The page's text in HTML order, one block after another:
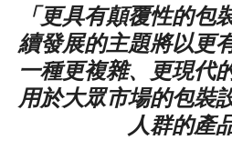
「更具有顛覆性的包
續發展的主題將以更
一種更複雜、更現代
用於大眾市場的包裝
人群的產